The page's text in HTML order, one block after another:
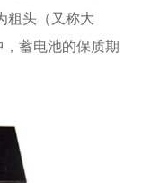
粗头（又称大
蓄电池的保质期